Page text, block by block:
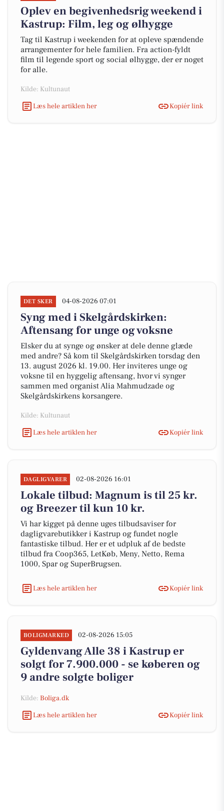
Oplev en begivenhedsrig weekend i
Kastrup: Film, leg og ølhygge
Tag til Kastrup i weekenden for at opleve spændende
arrangementer for hele familien. Fra action-fyldt
film til legende sport og social ølhygge, der er noget
for alle.
Kilde: Kultunaut
Læs hele artiklen her
Kopiér link
DET SKER 04-08-2026 07:01
Syng med i Skelgårdskirken:
Aftensang for unge og voksne
Elsker du at synge og ønsker at dele denne glæde
med andre? Så kom til Skelgårdskirken torsdag den
13. august 2026 kl. 19.00. Her inviteres unge og
voksne til en hyggelig aftensang, hvor vi synger
sammen med organist Alia Mahmudzade og
Skelgårdskirkens korsangere.
Kilde: Kultunaut
Læs hele artiklen her
Kopiér link
DAGLIGVARER 02-08-2026 16:01
Lokale tilbud: Magnum is til 25 kr.
og Breezer til kun 10 kr.
Vi har kigget på denne uges tilbudsaviser for
dagligvarebutikker i Kastrup og fundet nogle
fantastiske tilbud. Her er et udpluk af de bedste
tilbud fra Coop365, LetKøb, Meny, Netto, Rema
1000, Spar og SuperBrugsen.
Læs hele artiklen her Kopiér link
BOLIGMARKED 02-08-2026 15:05
Gyldenvang Alle 38 i Kastrup er
solgt for 7.900.000 - se køberen og
9 andre solgte boliger
Kilde: Boliga.dk
Læs hele artiklen her
Kopiér link